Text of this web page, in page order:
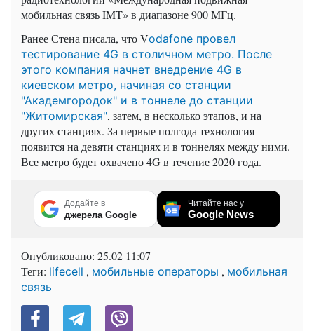
мобильная связь IMT» в диапазоне 900 МГц.
Ранее Стена писала, что Vodafone провел
тестирование 4G в столичном метро. После
этого компания начнет внедрение 4G в
киевском метро, начиная со станции
"Академгородок" и в тоннеле до станции
"Житомирская", затем, в несколько этапов, и на
других станциях. За первые полгода технология
появится на девяти станциях и в тоннелях между ними.
Все метро будет охвачено 4G в течение 2020 года.
Додайте в
джерела Google
Читайте нас у
Google News
Опубликовано: 25.02 11:07
Теги: lifecell , мобильные операторы , мобильная
связь